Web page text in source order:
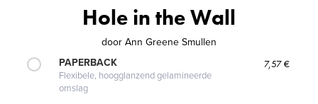
Hole in the Wall
door Ann Greene Smullen
PAPERBACK
Flexibele, hoogglanzend gelamineerde
omslag
7,57 €